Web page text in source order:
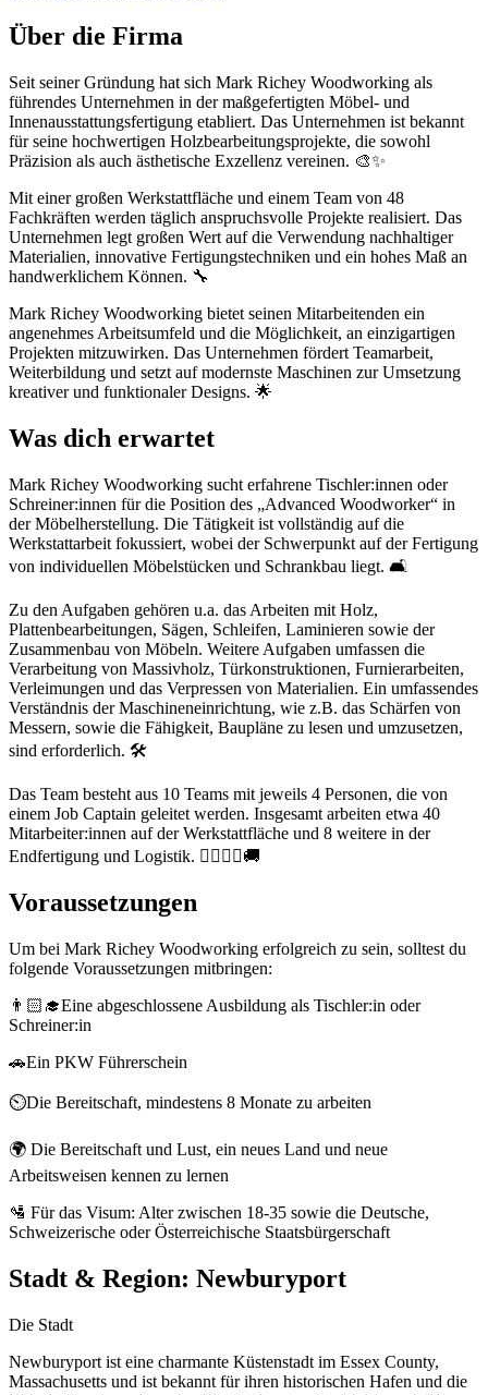
Über die Firma
Seit seiner Gründung hat sich Mark Richey Woodworking als
führendes Unternehmen in der maßgefertigten Möbel- und
Innenausstattungsfertigung etabliert. Das Unternehmen ist bekannt
für seine hochwertigen Holzbearbeitungsprojekte, die sowohl
Präzision als auch ästhetische Exzellenz vereinen. 🎨✨
Mit einer großen Werkstattfläche und einem Team von 48
Fachkräften werden täglich anspruchsvolle Projekte realisiert. Das
Unternehmen legt großen Wert auf die Verwendung nachhaltiger
Materialien, innovative Fertigungstechniken und ein hohes Maß an
handwerklichem Können. 🔧
Mark Richey Woodworking bietet seinen Mitarbeitenden ein
angenehmes Arbeitsumfeld und die Möglichkeit, an einzigartigen
Projekten mitzuwirken. Das Unternehmen fördert Teamarbeit,
Weiterbildung und setzt auf modernste Maschinen zur Umsetzung
kreativer und funktionaler Designs. 🌟
Was dich erwartet
Mark Richey Woodworking sucht erfahrene Tischler:innen oder
Schreiner:innen für die Position des „Advanced Woodworker“ in
der Möbelherstellung. Die Tätigkeit ist vollständig auf die
Werkstattarbeit fokussiert, wobei der Schwerpunkt auf der Fertigung
von individuellen Möbelstücken und Schrankbau liegt. 🛋️
Zu den Aufgaben gehören u.a. das Arbeiten mit Holz,
Plattenbearbeitungen, Sägen, Schleifen, Laminieren sowie der
Zusammenbau von Möbeln. Weitere Aufgaben umfassen die
Verarbeitung von Massivholz, Türkonstruktionen, Furnierarbeiten,
Verleimungen und das Verpressen von Materialien. Ein umfassendes
Verständnis der Maschineneinrichtung, wie z.B. das Schärfen von
Messern, sowie die Fähigkeit, Baupläne zu lesen und umzusetzen,
sind erforderlich. 🛠️
Das Team besteht aus 10 Teams mit jeweils 4 Personen, die von
einem Job Captain geleitet werden. Insgesamt arbeiten etwa 40
Mitarbeiter:innen auf der Werkstattfläche und 8 weitere in der
Endfertigung und Logistik. 👷‍♂️👷‍♀️🚚
Voraussetzungen
Um bei Mark Richey Woodworking erfolgreich zu sein, solltest du
folgende Voraussetzungen mitbringen:
👨🏻‍🎓Eine abgeschlossene Ausbildung als Tischler:in oder
Schreiner:in
🚗Ein PKW Führerschein
⏲️Die Bereitschaft, mindestens 8 Monate zu arbeiten
🌍 Die Bereitschaft und Lust, ein neues Land und neue
Arbeitsweisen kennen zu lernen
🛂 Für das Visum: Alter zwischen 18-35 sowie die Deutsche,
Schweizerische oder Österreichische Staatsbürgerschaft
Stadt & Region: Newburyport
Die Stadt
Newburyport ist eine charmante Küstenstadt im Essex County,
Massachusetts und ist bekannt für ihren historischen Hafen und die